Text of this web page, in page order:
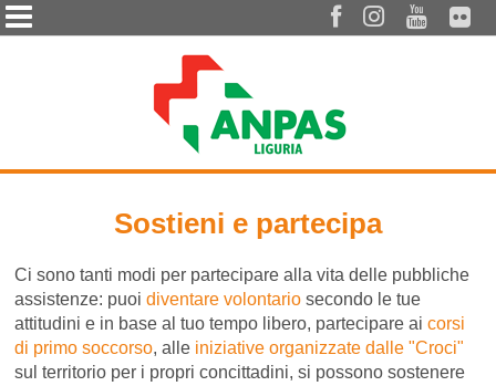
   
Sostieni e partecipa
Ci sono tanti modi per partecipare alla vita delle pubbliche
assistenze: puoidiventare volontario secondo le tue
attitudini e in base al tuo tempo libero, partecipare aicorsi
di primo soccorso, alle iniziative organizzate dalle "Croci"
sul territorio per i propri concittadini, si possono sostenere